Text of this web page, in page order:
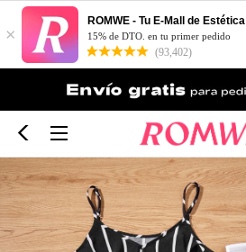
×
ROMWE - Tu E-Mall de Estética
15% de DTO. en tu primer pedido
(93,402)